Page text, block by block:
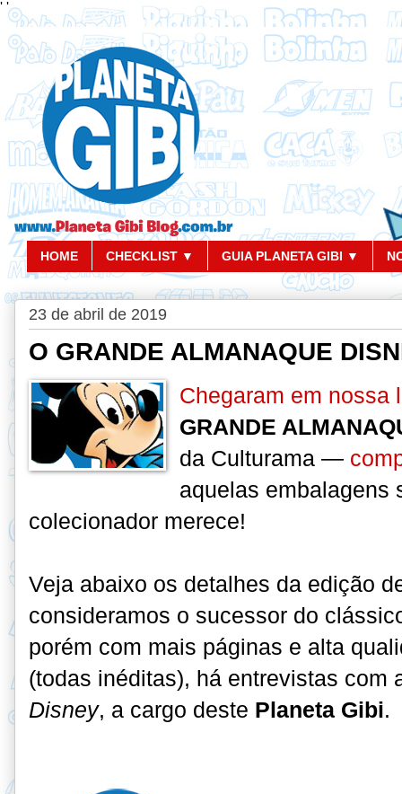
' '
HOME CHECKLIST ▼ GUIA PLANETA GIBI ▼
23 de abril de 2019
O GRANDE ALMANAQUE
Chegaram em nossa
GRANDE
da Culturama —
aquelas embalagens
colecionador merece!
Veja abaixo os detalhes da edição
consideramos o sucessor do
porém com mais páginas e alta
(todas inéditas), há entrevistas com
Disney, a cargo deste Planeta Gibi.